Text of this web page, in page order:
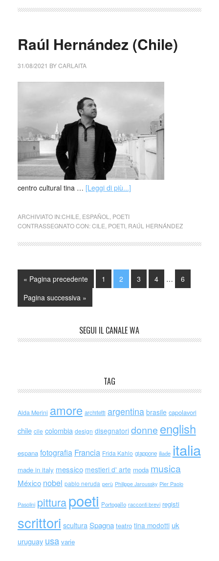
Raúl Hernández (Chile)
31/08/2021 BYCARLAITA
centro cultural tina … [Leggi di più...]
ARCHIVIATO IN:CHILE ESPAÑOL
POETI
CONTRASSEGNATO CON:CILE POETI, RAÚL HERNÁNDEZ
« Pagina precedente 1 2 3 4 …
6
Pagina successiva »
SEGUI IL CANALE WA
TAG
Alda Merini amore architetti argentina brasile capolavori
chile cile colombia design disegnatori donne english
espana fotografia Francia Frida Kahlo giappone iliade italia
made in italy messico mestieri d' arte moda musica
México nobel pablo neruda perù Philippe Jaroussky Pier Paolo
Pasolini pitturapoeti Portogallo racconti brevi registi
scrittori scultura Spagna teatro tina modotti uk
uruguay usa varie